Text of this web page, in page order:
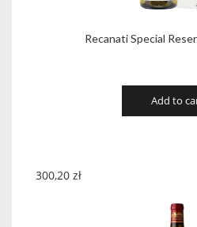
Recanati Special
Add to
300,20 zł